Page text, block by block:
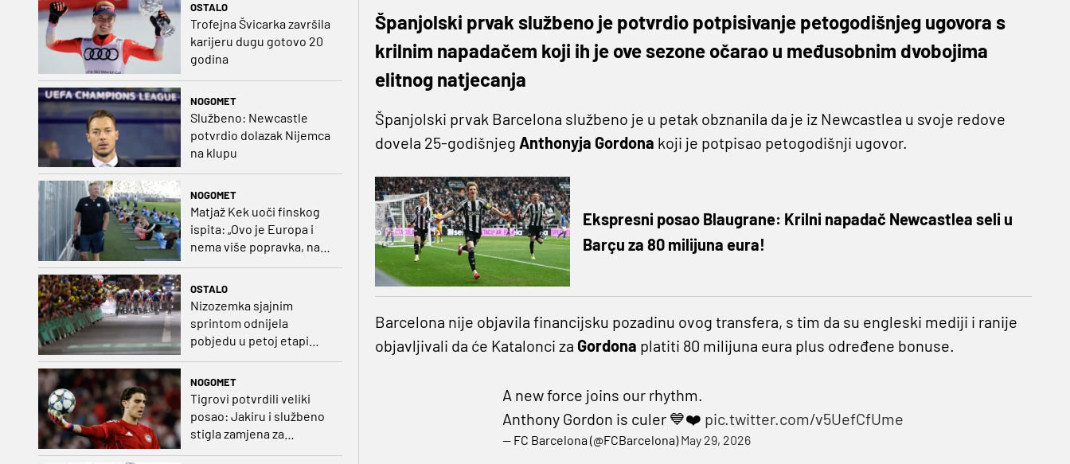
OSTALO
Trofejna Švicarka završila
karijeru dugu gotovo 20
godina
NOGOMET
Službeno: Newcastle
potvrdio dolazak Nijemca
na klupu
NOGOMET
Matjaž Kek uoči finskog
ispita: „Ovo je Europa i
nema više popravka, na
Rujevici se nešto pita i
OSTALO
Nizozemka sjajnim
sprintom odnijela
pobjedu u petoj etapi
NOGOMET
Tigrovi potvrdili veliki
posao: Jakiru i službeno
stigla zamjena za
Španjolski prvak službeno je potvrdio potpisivanje petogodišnjeg ugovora s
krilnim napadačem koji ih je ove sezone očarao u međusobnim dvobojima
elitnog natjecanja
Španjolski prvak Barcelona službeno je u petak obznanila da je iz Newcastlea u svoje redove
dovela 25-godišnjeg Anthonyja Gordona koji je potpisao petogodišnji ugovor.
Ekspresni posao Blaugrane: Krilni napadač Newcastlea seli u
Barçu za 80 milijuna eura!
Barcelona nije objavila financijsku pozadinu ovog transfera, s tim da su engleski mediji i ranije
objavljivali da će Katalonci za Gordona platiti 80 milijuna eura plus određene bonuse.
A new force joins our rhythm.
Anthony Gordon is culer 💙❤️ pic.twitter.com/v5UefCfUme
— FC Barcelona (@FCBarcelona)May 29, 2026